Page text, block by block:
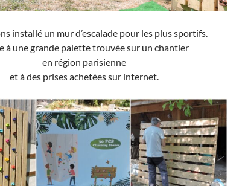
installé un mur d’escalade pour les plus sportifs.
à une grande palette trouvée sur un chantier
en région parisienne
et à des prises achetées sur internet.